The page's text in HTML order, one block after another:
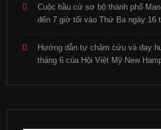
Cuộc bầu cử sơ bộ thành phố
đến 7 giờ tối vào Thứ Ba ngày 16
Hướng dẫn tự châm cứu và day
tháng 6 của Hội Việt Mỹ New